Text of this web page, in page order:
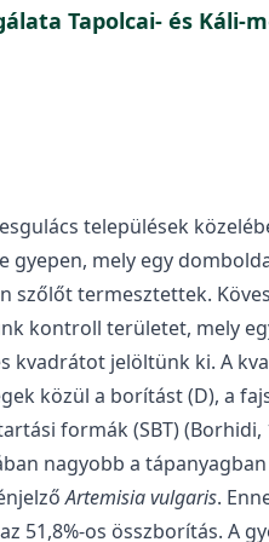
Tapolcai- és Káli-
települések
mely egy
termesztettek.
kontroll területet, mely
jelöltünk ki. A
közül a borítást (D), a
formák (SBT)
nagyobb a
Artemisia vulgaris.
51,8%-os összborítás. A